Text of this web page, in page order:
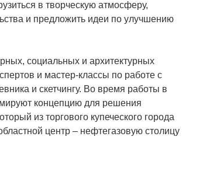
в творческую атмосферу,
и предложить идеи по улучшению
социальных и архитектурных
и мастер-классы по работе с
и скетчингу. Во время работы в
концепцию для решения
из торгового купеческого города
центр – нефтегазовую столицу